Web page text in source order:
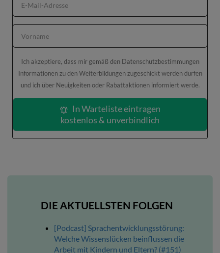
Ich akzeptiere, dass mir gemäß den Datenschutzbestimmungen
Informationen zu den Weiterbildungen zugeschickt werden dürfen
und ich über Neuigkeiten oder Rabattaktionen informiert werde.
In Warteliste eintragen
kostenlos & unverbindlich
DIE AKTUELLSTEN FOLGEN
[Podcast] Sprachentwicklungsstörung:
Welche Wissenslücken beinflussen die
Arbeit mit Kindern und Eltern? (#151)